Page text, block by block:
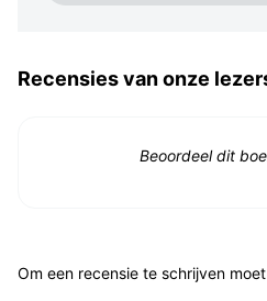
Recensies van onze
Beoordeel dit
Om een recensie te schrijven